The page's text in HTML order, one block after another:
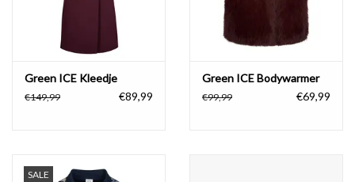
Green ICE Kleedje
€149,99 €89,99
Green ICE Bodywarmer
€99,99 €69,99
SALE